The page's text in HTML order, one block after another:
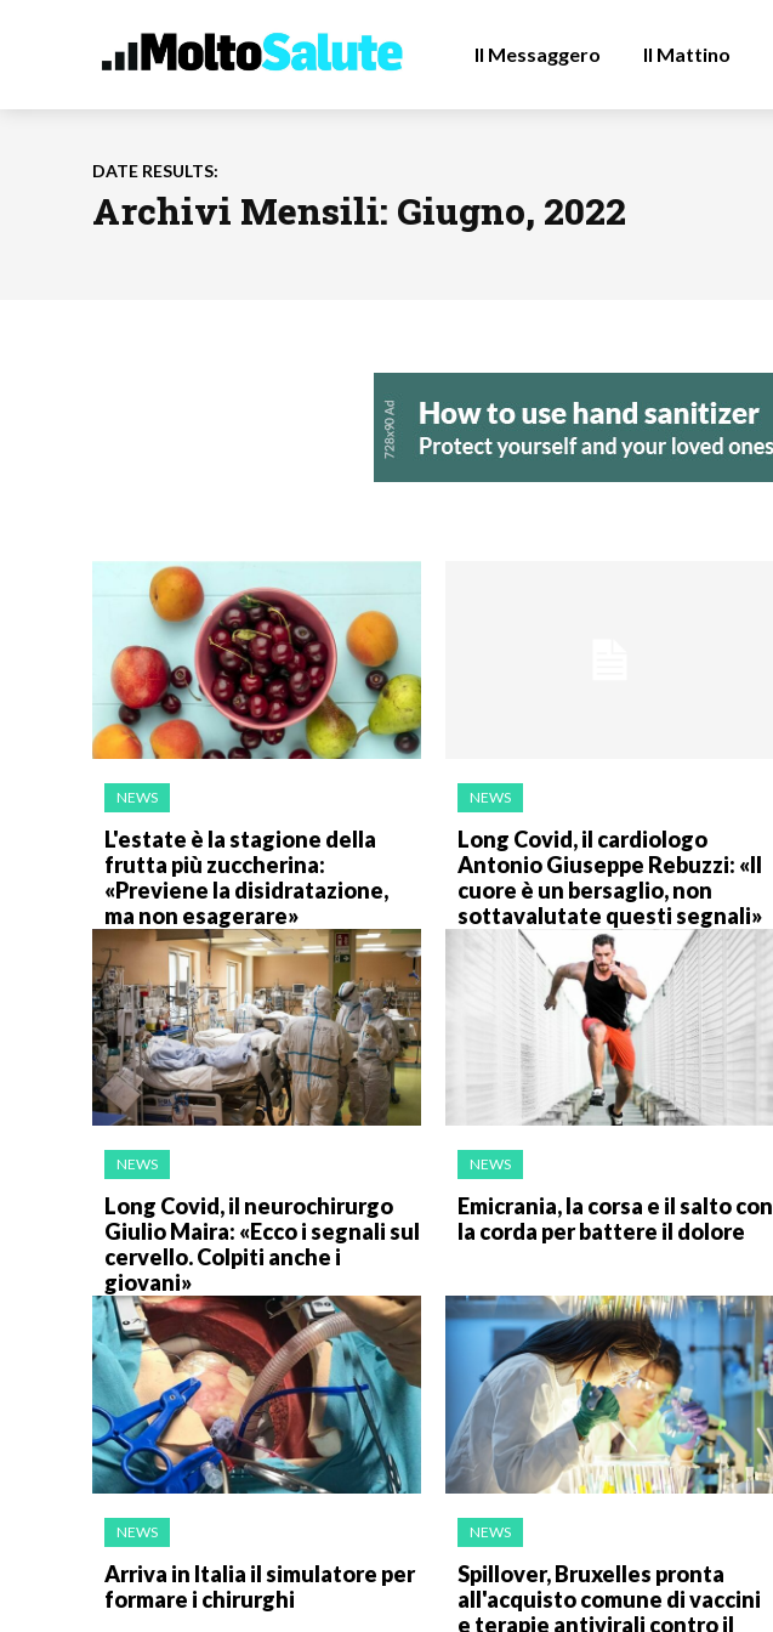
Il Messaggero Il Mattino
DATE RESULTS:
Archivi Mensili: Giugno, 2022
NEWS
L'estate è la stagione della
frutta più zuccherina:
«Previene la disidratazione,
ma non esagerare»
NEWS
Long Covid, il cardiologo
Antonio Giuseppe Rebuzzi: «Il
cuore è un bersaglio, non
sottavalutate questi segnali»
NEWS
Long Covid, il neurochirurgo
Giulio Maira: «Ecco i segnali sul
cervello. Colpiti anche i
giovani»
NEWS
Emicrania, la corsa e il salto con
la corda per battere il dolore
NEWS
Arriva in Italia il simulatore per
formare i chirurghi
NEWS
Spillover, Bruxelles pronta
all'acquisto comune di vaccini
e terapie antivirali contro il